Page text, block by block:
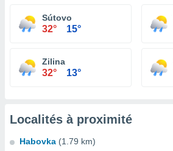
Sútovo
32° 15°
Zilina
32° 13°
Localités à proximité
Habovka (1.79 km)